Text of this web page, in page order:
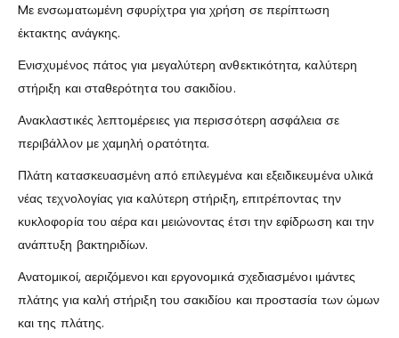
Mε ενσωματωμένη σφυρίχτρα για χρήση σε περίπτωση
έκτακτης ανάγκης.
Ενισχυμένος πάτος για μεγαλύτερη ανθεκτικότητα, καλύτερη
στήριξη και σταθερότητα του σακιδίου.
Ανακλαστικές λεπτομέρειες για περισσότερη ασφάλεια σε
περιβάλλον με χαμηλή ορατότητα.
Πλάτη κατασκευασμένη από επιλεγμένα και εξειδικευμένα υλικά
νέας τεχνολογίας για καλύτερη στήριξη, επιτρέποντας την
κυκλοφορία του αέρα και μειώνοντας έτσι την εφίδρωση και την
ανάπτυξη βακτηριδίων.
Ανατομικοί, αεριζόμενοι και εργονομικά σχεδιασμένοι ιμάντες
πλάτης για καλή στήριξη του σακιδίου και προστασία των ώμων
και της πλάτης.